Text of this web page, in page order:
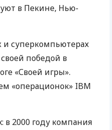
в Пекине, Нью-
и суперкомпьютерах
победой в
«Своей игры».
«операционок» IBM
2000 году компания